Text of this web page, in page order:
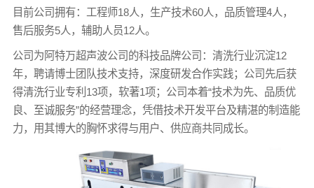
目前公司拥有：工程师18人，生产技术60人，品质管理4人，
售后服务5人，辅助人员12人。
公司为阿特万超声波公司的科技品牌公司：清洗行业沉淀12
年，聘请博士团队技术支持，深度研发合作实践；公司先后获
得清洗行业专利13项，软著1项；公司本着“技术为先、品质优
良、至诚服务”的经营理念，凭借技术开发平台及精湛的制造能
力，用其博大的胸怀求得与用户、供应商共同成长。